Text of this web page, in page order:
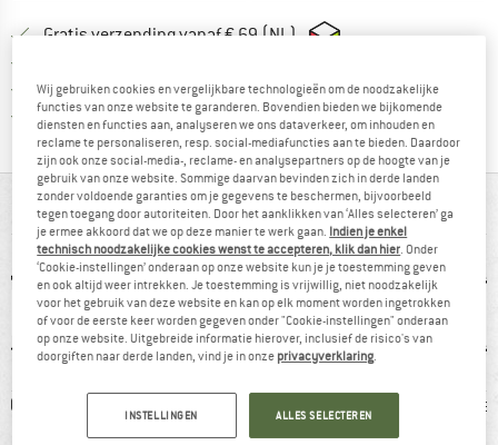
Gratis verzending vanaf € 69 (NL) Vind hier de
> 4.000.000 tevreden klanten
Alle artikelen in voorraad
IN EEN OOGOPSLAG
g GORE-TEX Stootrand
Wij gebruiken cookies en vergelijkbare technologieën om de noodzakelijke
functies van onze website te garanderen. Bovendien bieden we bijkomende
diensten en functies aan, analyseren we ons dataverkeer, om inhouden en
reclame te personaliseren, resp. social-mediafuncties aan te bieden. Daardoor
zijn ook onze social-media-, reclame- en analysepartners op de hoogte van je
gebruik van onze website. Sommige daarvan bevinden zich in derde landen
zonder voldoende garanties om je gegevens te beschermen, bijvoorbeeld
tegen toegang door autoriteiten. Door het aanklikken van ‘Alles selecteren’ ga
je ermee akkoord dat we op deze manier te werk gaan. Indien je enkel
technisch noodzakelijke cookies wenst te accepteren, klik dan hier . Onder
‘Cookie-instellingen’ onderaan op onze website kun je je toestemming geven
en ook altijd weer intrekken. Je toestemming is vrijwillig, niet noodzakelijk
voor het gebruik van deze website en kan op elk moment worden ingetrokken
of voor de eerste keer worden gegeven onder "Cookie-instellingen" onderaan
op onze website. Uitgebreide informatie hierover, inclusief de risico's van
doorgiften naar derde landen, vind je in onze privacyverklaring
INSTELLINGEN ALLES SELECTEREN